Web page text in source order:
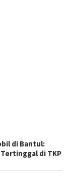
di Bantul:
di TKP